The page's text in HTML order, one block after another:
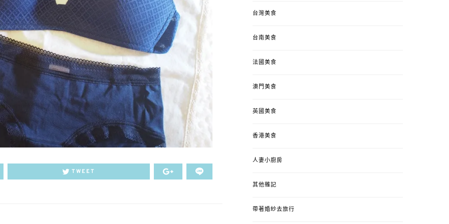
TWEET
台灣美食
台南美食
法國美食
澳門美食
英國美食
香港美食
人妻小廚房
其他雜記
帶著婚紗去旅行